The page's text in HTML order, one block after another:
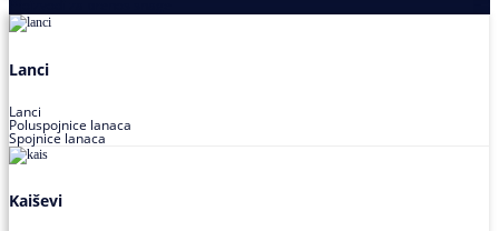
Lanci
Lanci
Poluspojnice lanaca
Spojnice lanaca
Kaiševi